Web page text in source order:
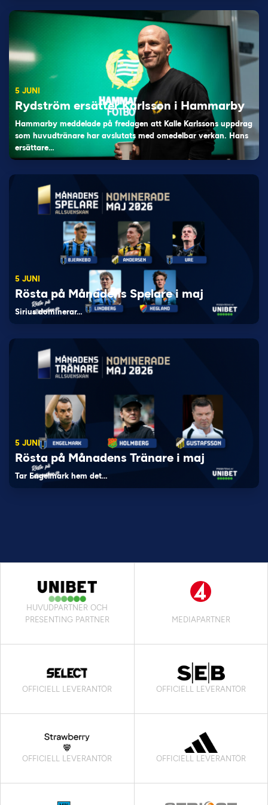
5 JUNI
Rydström ersätter Karlsson i Hammarby
Hammarby meddelade på fredagen att Kalle Karlssons uppdrag
som huvudtränare har avslutats med omedelbar verkan. Hans
ersättare…
5 JUNI
Rösta på Månadens Spelare i maj
Sirius dominerar…
5 JUNI
Rösta på Månadens Tränare i maj
Tar Engelmark hem det…
HUVUDPARTNER OCH
PRESENTING PARTNER
MEDIAPARTNER
OFFICIELL LEVERANTÖR OFFICIELL LEVERANTÖR
OFFICIELL LEVERANTÖR OFFICIELL LEVERANTÖR